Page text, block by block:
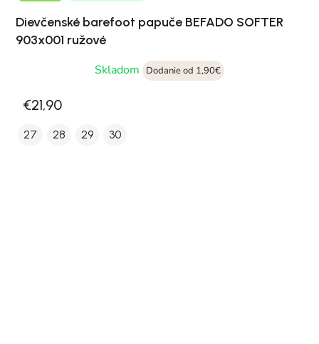
Dievčenské barefoot papuče BEFADO SOFTER
903x001 ružové
Skladom
Dodanie od 1,90€
€21,90
27 28 29 30